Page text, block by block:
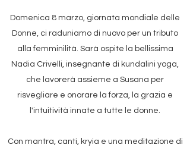
Domenica 8 marzo, giornata mondiale delle
Donne, ci raduniamo di nuovo per un tributo
alla femminilità. Sarà ospite la bellissima
Nadia Crivelli, insegnante di kundalini yoga,
che lavorerà assieme a Susana per
risvegliare e onorare la forza, la grazia e
l'intuitività innate a tutte le donne.
Con mantra, canti, kryia e una meditazione di